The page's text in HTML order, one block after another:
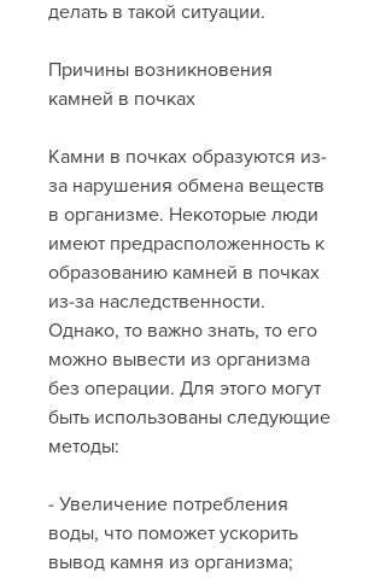
делать в такой ситуации.
Причины возникновения
камней в почках
Камни в почках образуются из-
за нарушения обмена веществ
в организме. Некоторые люди
имеют предрасположенность к
образованию камней в почках
из-за наследственности.
Однако, то важно знать, то его
можно вывести из организма
без операции. Для этого могут
быть использованы следующие
методы:
- Увеличение потребления
воды, что поможет ускорить
вывод камня из организма;